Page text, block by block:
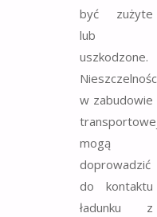
być zużyte
lub
uszkodzone.
w zabudowie
mogą
doprowadzić
do kontaktu
ładunku z